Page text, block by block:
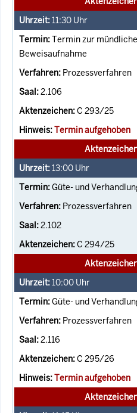
11:30 Uhr
Termin zur
Beweisaufnahme
Prozessverfahren
2.106
C 293/25
Termin aufgehoben
13:00 Uhr
Güte- und
Prozessverfahren
2.102
C 294/25
10:00 Uhr
Güte- und
Prozessverfahren
2.116
C 295/26
Termin aufgehoben